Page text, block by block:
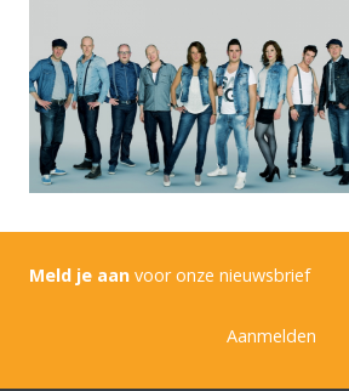
Meld je aan voor onze nieuwsbrief
Aanmelden